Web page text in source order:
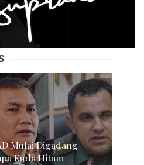
Mulai Digadang-
Kuda Hitam